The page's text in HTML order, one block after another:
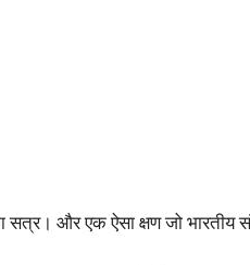
और एक ऐसा क्षण जो भारतीय